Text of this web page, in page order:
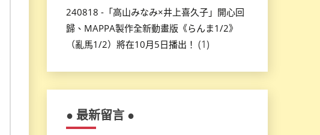
240818 -「高山みなみ×井上喜久子」開心回
歸、MAPPA製作全新動畫版《らんま1/2》
（亂馬1/2）將在10月5日播出！ (1)
● 最新留言 ●